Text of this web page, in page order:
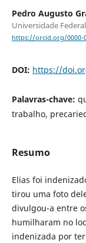
Pedro Augusto
Universidade
https://orcid.org/0000-
DOI: https://
Palavras-chave:
trabalho,
Resumo
Elias foi
tirou uma foto
divulgou-a entre
humilharam no
indenizada por